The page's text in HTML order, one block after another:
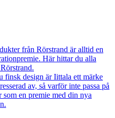
från Rörstrand är alltid en
Här hittar du alla
finsk design är Iittala ett märke
av, så varför inte passa på
en premie med din nya